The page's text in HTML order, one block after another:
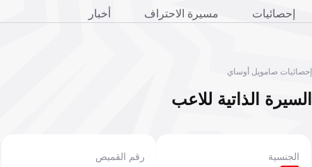
إحصائيات مسيرة الاحتراف أخبار
إحصائيات صامويل أوساي
السيرة الذاتية للاعب
الجنسية رقم القميص